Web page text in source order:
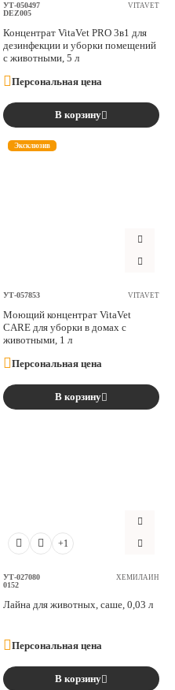
УТ-050497
DEZ005
VITAVET
Концентрат VitaVet PRO 3в1 для
дезинфекции и уборки помещений
с животными, 5 л
Персональная цена
В корзину
Эксклюзив
УТ-057853 VITAVET
Моющий концентрат VitaVet
CARE для уборки в домах с
животными, 1 л
Персональная цена
В корзину
+1
УТ-027080
0152
ХЕМИЛАЙН
Лайна для животных, саше, 0,03 л
Персональная цена
В корзину